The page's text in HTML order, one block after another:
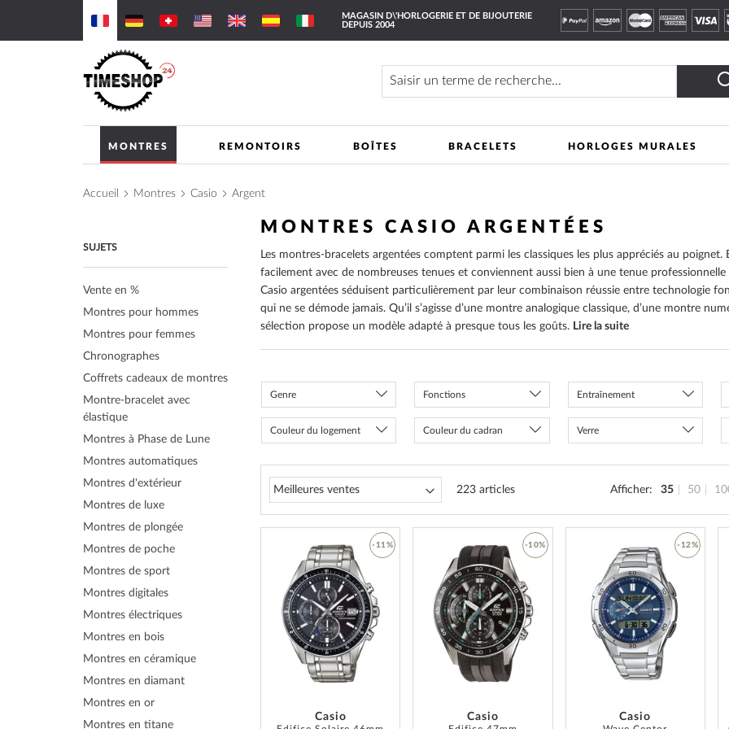
au
contenu
MAGASIN D\'HORLOGERIE ET DE BIJOUTERIE
DEPUIS 2004
MONTRES REMONTOIRS BOÎTES BRACELETS HORLOGES MURALES
Accueil Montres Casio Argent
MONTRES CASIO ARGENTÉES
Les montres-bracelets argentées comptent parmi les classiques les plus appréciés au
facilement avec de nombreuses tenues et conviennent aussi bien à une tenue
Casio argentées séduisent particulièrement par leur combinaison réussie entre technologie
qui ne se démode jamais. Qu’il s’agisse d’une montre analogique classique, d’une montre
sélection propose un modèle adapté à presque tous les goûts. Lire la suite
Genre Fonctions Entraînement
Couleur du logement Couleur du cadran Verre
223articles Afficher 35 50
Casio
-11%
À
MA
Casio
-10%
À
MA
Casio
-12%
À
MA
SUJETS
Chronographes
Coffrets cadeaux de montres
Montre-bracelet avec
élastique
Montres à Phase de Lune
Montres automatiques
Montres d'extérieur
Montres de luxe
Montres de plongée
Montres de poche
Montres de sport
Montres digitales
Montres électriques
Montres en bois
Montres en céramique
Montres en diamant
Montres en or
Montres en titane
Montres pour femmes
Montres pour hommes
Vente en %